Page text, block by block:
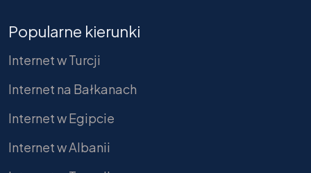
Popularne kierunki
Internet w Turcji
Internet na Bałkanach
Internet w Egipcie
Internet w Albanii